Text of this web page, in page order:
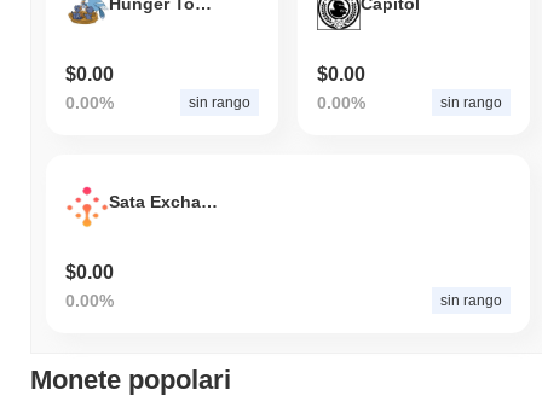
$0.00
0.00% sin rango
$0.00
0.00% sin rango
Sata Exchange
$0.00
0.00% sin rango
Monete popolari